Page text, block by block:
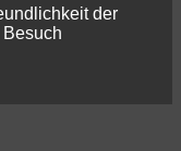
der